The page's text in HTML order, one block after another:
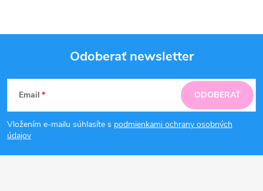
Z
á
p
Odoberať newsletter
Email
Vložením e-mailu súhlasíte s podmienkami ochrany osobných
údajov
ODOBERAŤ